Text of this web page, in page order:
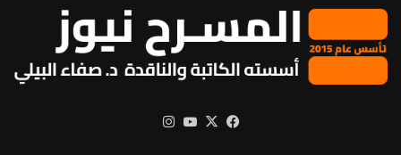
فيسبوك
X يوتيوب